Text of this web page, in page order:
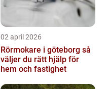
02 april 2026
Rörmokare i göteborg så
väljer du rätt hjälp för
hem och fastighet